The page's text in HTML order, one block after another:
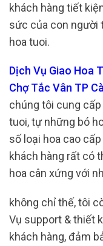
khách hàng tiết
sức của con người
hoa tuoi.
Dịch Vụ Giao Hoa
Chợ Tắc Vân TP
chúng tôi cung
tuoi, tự những bó
số loại hoa cao
khách hàng rất có
hoa cân xứng với
không chỉ thế, tôi
Vụ support & thiết
khách hàng, đảm